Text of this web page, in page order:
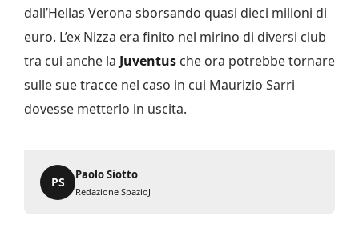
dall’Hellas Verona sborsando quasi dieci milioni di
euro. L’ex Nizza era finito nel mirino di diversi club
tra cui anche la Juventus che ora potrebbe tornare
sulle sue tracce nel caso in cui Maurizio Sarri
dovesse metterlo in uscita.
PS
Paolo Siotto
Redazione SpazioJ